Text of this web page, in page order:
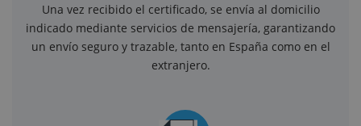
Una vez recibido el certificado, se envía al domicilio
indicado mediante servicios de mensajería, garantizando
un envío seguro y trazable, tanto en España como en el
extranjero.